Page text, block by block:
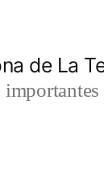
de La